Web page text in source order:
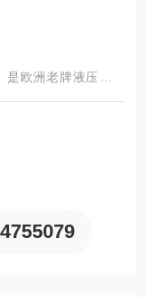
欧洲老牌液压制造
元件，核心技术源自
来替代意大利 MARZ
农机、叉车、液压站